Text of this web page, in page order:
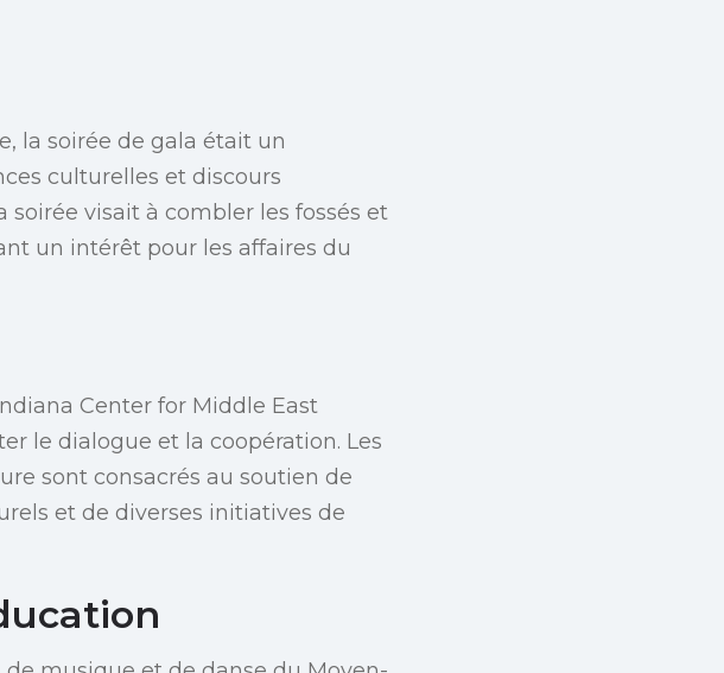
la soirée de gala était un
culturelles et discours
visait à combler les fossés et
un intérêt pour les affaires du
Center for Middle East
le dialogue et la coopération. Les
sont consacrés au soutien de
et de diverses initiatives de